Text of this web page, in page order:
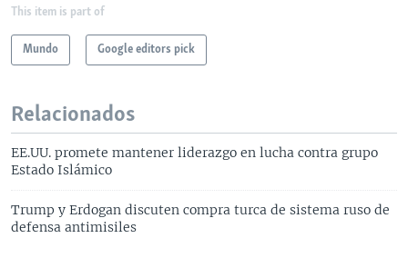
This item is part of
Mundo Google editors pick
Relacionados
EE.UU. promete mantener liderazgo en lucha contra grupo
Estado Islámico
Trump y Erdogan discuten compra turca de sistema ruso de
defensa antimisiles